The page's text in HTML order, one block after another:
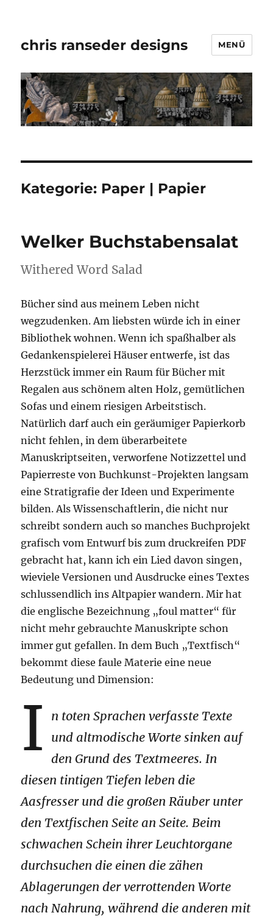
chris ranseder designs MENÜ
Kategorie: Paper | Papier
Welker Buchstabensalat
Withered Word Salad
Bücher sind aus meinem Leben nicht
wegzudenken. Am liebsten würde ich in einer
Bibliothek wohnen. Wenn ich spaßhalber als
Gedankenspielerei Häuser entwerfe, ist das
Herzstück immer ein Raum für Bücher mit
Regalen aus schönem alten Holz, gemütlichen
Sofas und einem riesigen Arbeitstisch.
Natürlich darf auch ein geräumiger Papierkorb
nicht fehlen, in dem überarbeitete
Manuskriptseiten, verworfene Notizzettel und
Papierreste von Buchkunst-Projekten langsam
eine Stratigrafie der Ideen und Experimente
bilden. Als Wissenschaftlerin, die nicht nur
schreibt sondern auch so manches Buchprojekt
grafisch vom Entwurf bis zum druckreifen PDF
gebracht hat, kann ich ein Lied davon singen,
wieviele Versionen und Ausdrucke eines Textes
schlussendlich ins Altpapier wandern. Mir hat
die englische Bezeichnung „foul matter“ für
nicht mehr gebrauchte Manuskripte schon
immer gut gefallen. In dem Buch „Textfisch“
bekommt diese faule Materie eine neue
Bedeutung und Dimension:
I
n toten Sprachen verfasste Texte
und altmodische Worte sinken auf
den Grund des Textmeeres. In
diesen tintigen Tiefen leben die
Aasfresser und die großen Räuber unter
den Textfischen Seite an Seite. Beim
schwachen Schein ihrer Leuchtorgane
durchsuchen die einen die zähen
Ablagerungen der verrottenden Worte
nach Nahrung, während die anderen mit